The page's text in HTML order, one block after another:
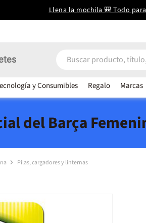
Llena la mochila 🎒 Todo
y Consumibles Regalo Marcas
del Barça
Pilas, cargadores y linternas